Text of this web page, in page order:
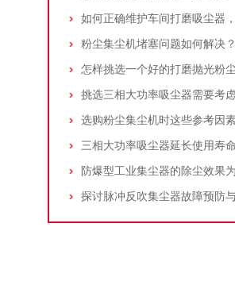
粉尘集尘机堵塞问题如何解决？